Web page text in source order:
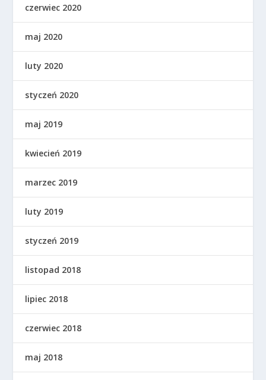
czerwiec 2020
maj 2020
luty 2020
styczeń 2020
maj 2019
kwiecień 2019
marzec 2019
luty 2019
styczeń 2019
listopad 2018
lipiec 2018
czerwiec 2018
maj 2018